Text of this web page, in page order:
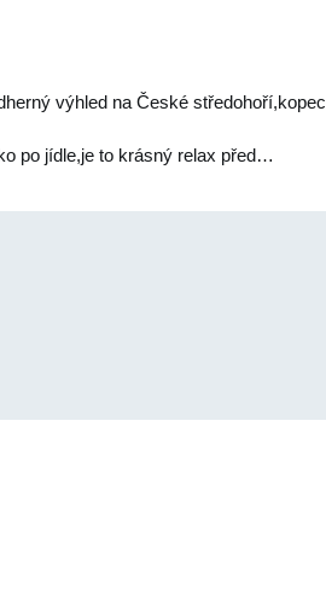
výhled na České středohoří,kopec
po jídle,je to krásný relax před…